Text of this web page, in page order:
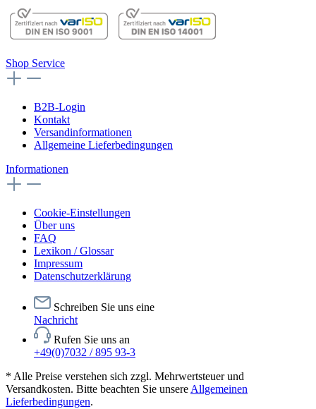
Shop Service
B2B-Login
Kontakt
Versandinformationen
Allgemeine Lieferbedingungen
Informationen
Cookie-Einstellungen
Über uns
FAQ
Lexikon / Glossar
Impressum
Datenschutzerklärung
Schreiben Sie uns eine
Nachricht
Rufen Sie uns an
+49(0)7032 / 895 93-3
* Alle Preise verstehen sich zzgl. Mehrwertsteuer und
Versandkosten. Bitte beachten Sie unsere Allgemeinen
Lieferbedingungen.